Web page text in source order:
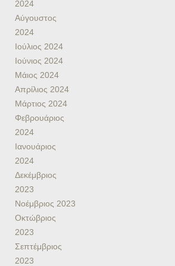
2024
Αύγουστος
2024
Ιούλιος 2024
Ιούνιος 2024
Μάιος 2024
Απρίλιος 2024
Μάρτιος 2024
Φεβρουάριος
2024
Ιανουάριος
2024
Δεκέμβριος
2023
Νοέμβριος 2023
Οκτώβριος
2023
Σεπτέμβριος
2023